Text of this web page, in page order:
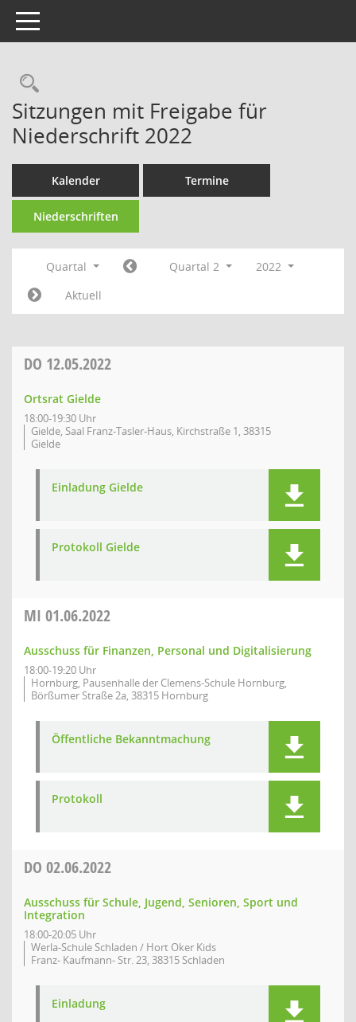
Toggle navigation
Rechercheauswahl
Sitzungen mit Freigabe für
Niederschrift 2022
Kalender Termine
Niederschriften
Quartal Quartal 2
2022
Aktuell
DO 12.05.2022
Ortsrat Gielde
18:00-19:30 Uhr
Gielde, Saal Franz-Tasler-Haus, Kirchstraße 1, 38315
Gielde
Einladung Gielde
Protokoll Gielde
MI 01.06.2022
Ausschuss für Finanzen, Personal und Digitalisierung
18:00-19:20 Uhr
Hornburg, Pausenhalle der Clemens-Schule Hornburg,
Börßumer Straße 2a, 38315 Hornburg
Öffentliche Bekanntmachung
Protokoll
DO 02.06.2022
Ausschuss für Schule, Jugend, Senioren, Sport und
Integration
18:00-20:05 Uhr
Werla-Schule Schladen / Hort Oker Kids
Franz- Kaufmann- Str. 23, 38315 Schladen
Einladung